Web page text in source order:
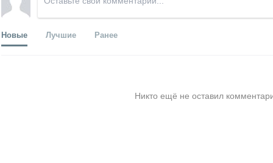
Новые Лучшие Ранее
Никто ещё не оставил